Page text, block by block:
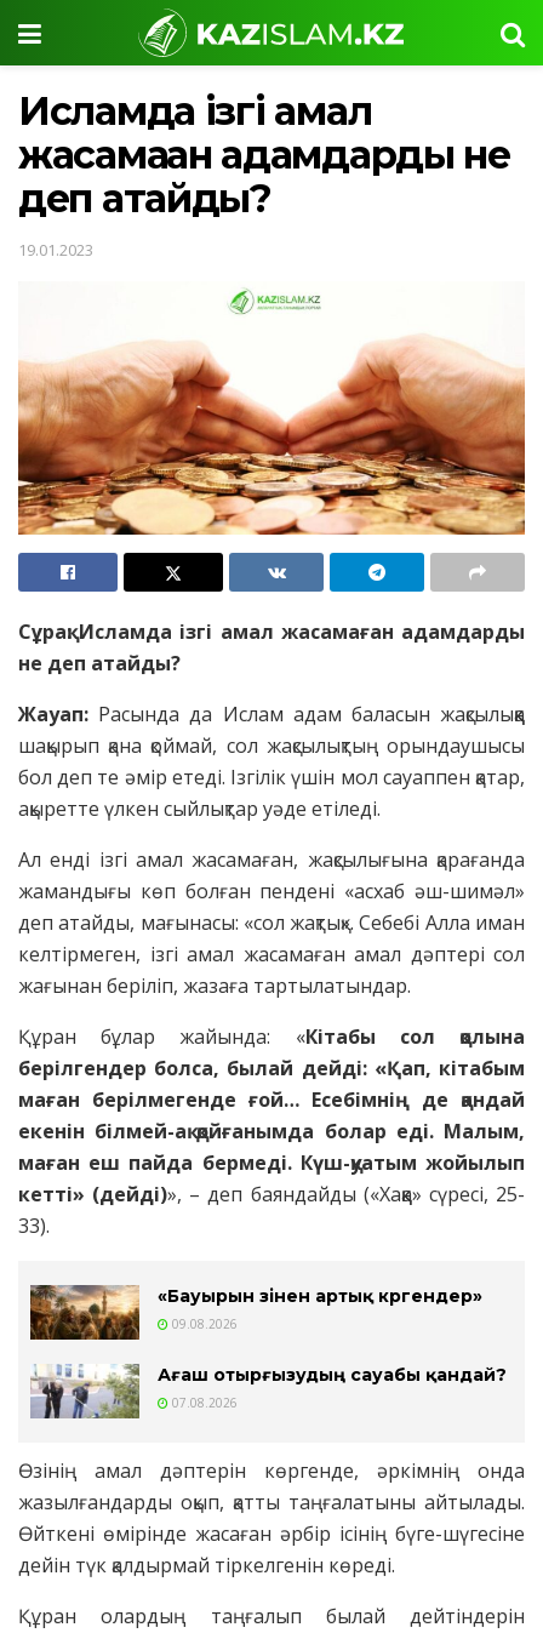
Исламда ізгі амал
жасамаған адамдарды не
деп атайды?
19.01.2023
Сұрақ: Исламда ізгі амал жасамаған адамдарды
не деп атайды?
Жауап: Расында да Ислам адам баласын жақсылыққа
шақырып қана қоймай, сол жақсылықтың орындаушысы
бол деп те әмір етеді. Ізгілік үшін мол сауаппен қатар,
ақыретте үлкен сыйлықтар уәде етіледі.
Ал енді ізгі амал жасамаған, жақсылығына қарағанда
жамандығы көп болған пендені «асхаб әш-шимәл»
деп атайды, мағынасы: «сол жақтық». Себебі Алла иман
келтірмеген, ізгі амал жасамаған амал дәптері сол
жағынан беріліп, жазаға тартылатындар.
Құран бұлар жайында: «Кітабы сол қолына
берілгендер болса, былай дейді: «Қап, кітабым
маған берілмегенде ғой… Есебімнің де қандай
екенін білмей-ақ қойғанымда болар еді. Малым,
маған еш пайда бермеді. Күш-қуатым жойылып
кетті» (дейді)», – деп баяндайды («Хаққа» сүресі, 25-
33).
«Бауырын өзінен артық көргендер»
09.08.2026
Ағаш отырғызудың сауабы қандай?
07.08.2026
Өзінің амал дәптерін көргенде, әркімнің онда
жазылғандарды оқып, қатты таңғалатыны айтылады.
Өйткені өмірінде жасаған әрбір ісінің бүге-шүгесіне
дейін түк қалдырмай тіркелгенін көреді.
Құран олардың таңғалып былай дейтіндерін